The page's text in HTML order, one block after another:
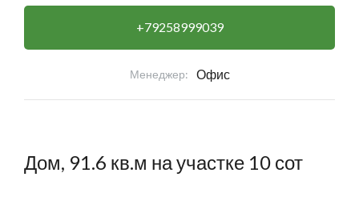
Дом, 91.6 кв.м на участке 10 сот
+79258999039
Менеджер: Офис